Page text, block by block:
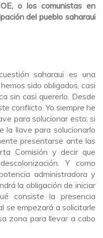
o los comunistas en
del pueblo saharaui
saharaui es una
sido obligados, casi
sin casi quererlo. Desde
conflicto. Yo siempre he
para solucionar esto; si
la llave para solucionarlo
presentarse ante las
Comisión y decir que
Y como
administradora y
la obligación de iniciar
consiste la presencia
se empezará a solicitarle
zona para llevar a cabo